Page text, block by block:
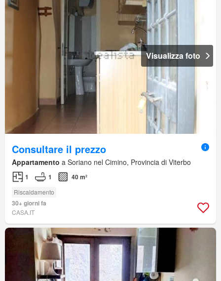
Visualizza foto
Consultare il prezzo
Appartamento a Soriano nel Cimino, Provincia di Viterbo
1 1 40 m²
Riscaldamento
30+ giorni fa
CASA.IT